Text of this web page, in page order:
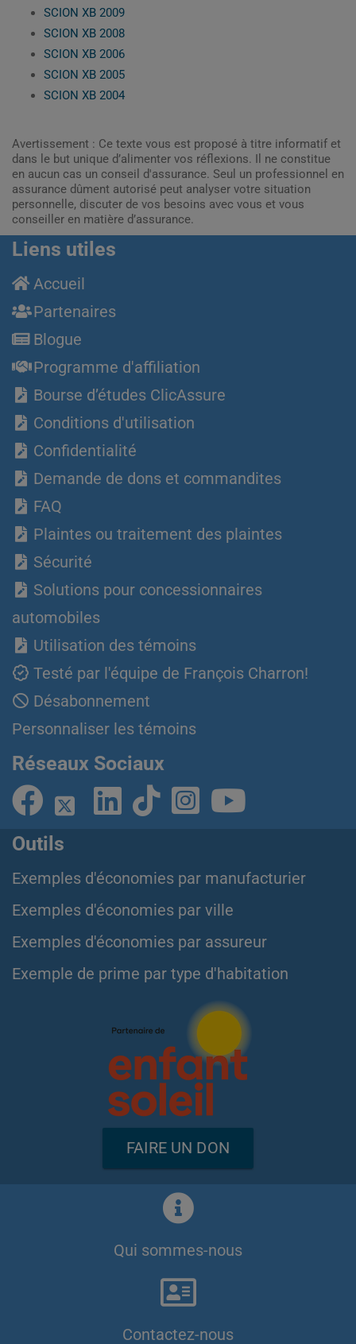
SCION XB 2009
SCION XB 2008
SCION XB 2006
SCION XB 2005
SCION XB 2004
Avertissement : Ce texte vous est proposé à titre informatif et
dans le but unique d’alimenter vos réflexions. Il ne constitue
en aucun cas un conseil d'assurance. Seul un professionnel en
assurance dûment autorisé peut analyser votre situation
personnelle, discuter de vos besoins avec vous et vous
conseiller en matière d’assurance.
Liens utiles
Accueil
Partenaires
Blogue
Programme d'affiliation
Bourse d’études ClicAssure
Conditions d'utilisation
Confidentialité
Demande de dons et commandites
FAQ
Plaintes ou traitement des plaintes
Sécurité
Solutions pour concessionnaires
automobiles
Utilisation des témoins
Testé par l'équipe de François Charron!
Désabonnement
Personnaliser les témoins
Réseaux Sociaux
Outils
Exemples d'économies par manufacturier
Exemples d'économies par ville
Exemples d'économies par assureur
Exemple de prime par type d'habitation
FAIRE UN DON
Qui sommes-nous
Contactez-nous